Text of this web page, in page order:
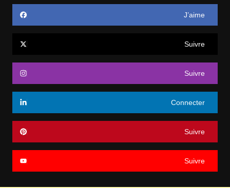
J’aime
Suivre
Suivre
Connecter
Suivre
Suivre